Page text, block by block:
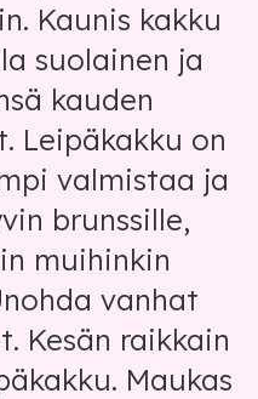
Kaunis kakku
suolainen ja
kauden
Leipäkakku on
valmistaa ja
brunssille,
muihinkin
vanhat
Kesän raikkain
Maukas